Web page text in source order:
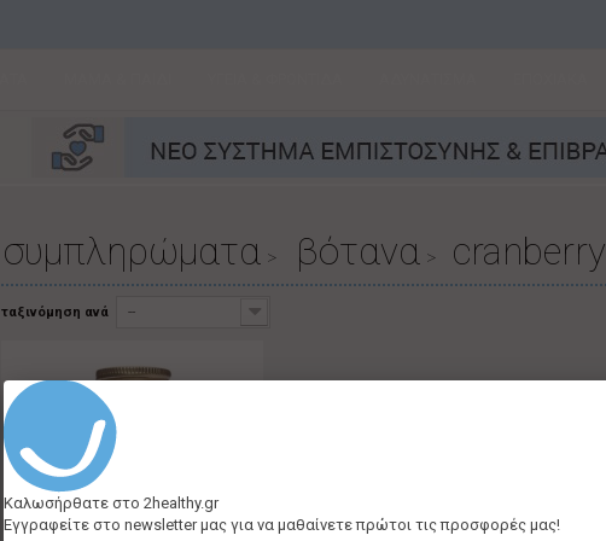
συμπληρώματα > βότανα > cranberry
ταξινόμηση ανά --
Καλωσήρθατε στο 2healthy.gr
Εγγραφείτε στο newsletter μας για να μαθαίνετε πρώτοι τις προσφορές μας!